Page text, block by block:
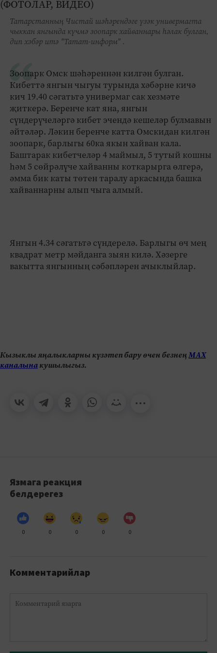
Татарстанның Чистай шәһәрендәге үзәк универмагта
чыккан янгында күчмә зоопарк хайваннары һәлак булган,
дип хәбәр итә "Татат-информ" .
Зоопарк Омск шәһәреннән килгән булган.
Кибеттә янгын чыгуы турында хәбәрне кичә
кич 19.40 сәгатьтә универмаг сак хезмәте
җиткерә. Беренче кат яна, янгын
сүндерүчеләргә кибет эчендә кешеләр булмавын
әйтәләр. Ләкин беренче катта Омскидан килгән
зоопарк, барлыгы 60ка якын хайван кала.
Баштарак кибетчеләр 4 маймыл, 5 тутый кошны
һәм 5 сөйрәлүче хайванны коткарырга өлгерә,
әмма бик каты төтен таралу аркасында башка
хайваннарны алып чыга алмый.
Янгын 4.34 сәгатьтә сүндерелә. Барлыгы өч мең
квадрат метр мәйданга зыян килә. Хәзерге
вакытта янгынның сәбәпләрен ачыклыйлар.
Кызыклы яңалыкларны күзәтеп бару өчен безнеңМАХ
каналынакушылыгыз.
Язмага реакция
белдерегез
0 0 0 0 0
Комментарийлар